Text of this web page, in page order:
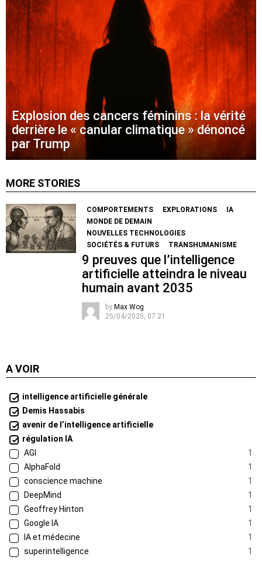
Explosion des cancers féminins : la vérité
derrière le « canular climatique » dénoncé
par Trump
MORE STORIES
COMPORTEMENTS EXPLORATIONS
IA
MONDE DE DEMAIN
NOUVELLES TECHNOLOGIES
SOCIÉTÉS & FUTURS
TRANSHUMANISME
9 preuves que l’intelligence
artificielle atteindra le niveau
humain avant 2035
by Max Wog
25/04/2025, 07:21
A VOIR
intelligence artificielle générale
Demis Hassabis
avenir de l’intelligence artificielle
régulation IA
AGI
1
AlphaFold
1
conscience machine
1
DeepMind
1
Geoffrey Hinton
1
Google IA
1
IA et médecine
1
superintelligence
1